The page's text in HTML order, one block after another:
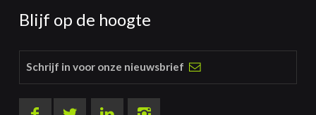
Blijf op de hoogte
Schrijf in voor onze nieuwsbrief